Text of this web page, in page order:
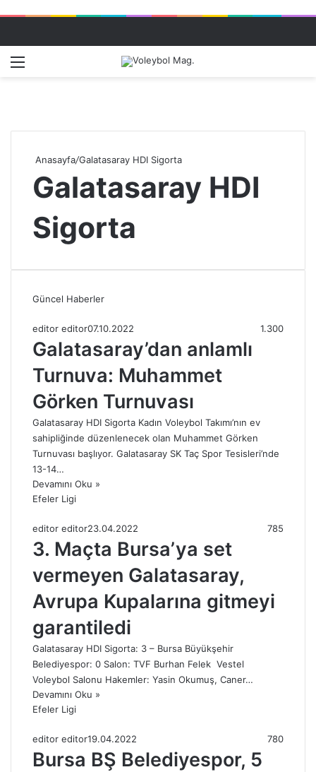
Anasayfa/Galatasaray HDI Sigorta
Galatasaray HDI
Sigorta
Güncel Haberler
editor editor07.10.2022 1.300
Galatasaray’dan anlamlı
Turnuva: Muhammet
Görken Turnuvası
Galatasaray HDI Sigorta Kadın Voleybol Takımı’nın ev
sahipliğinde düzenlenecek olan Muhammet Görken
Turnuvası başlıyor. Galatasaray SK Taç Spor Tesisleri’nde
13-14…
Devamını Oku »
Efeler Ligi
editor editor23.04.2022 785
3. Maçta Bursa’ya set
vermeyen Galatasaray,
Avrupa Kupalarına gitmeyi
garantiledi
Galatasaray HDI Sigorta: 3 – Bursa Büyükşehir
Belediyespor: 0 Salon: TVF Burhan Felek Vestel
Voleybol Salonu Hakemler: Yasin Okumuş, Caner…
Devamını Oku »
Efeler Ligi
editor editor19.04.2022 780
Bursa BŞ Belediyespor, 5